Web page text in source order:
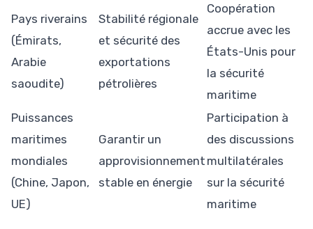
Pays riverains
(Émirats,
Arabie
saoudite)
Stabilité régionale
et sécurité des
exportations
pétrolières
Coopération
accrue avec les
États-Unis pour
la sécurité
maritime
Puissances
maritimes
mondiales
(Chine, Japon,
UE)
Garantir un
approvisionnement
stable en énergie
Participation à
des discussions
multilatérales
sur la sécurité
maritime